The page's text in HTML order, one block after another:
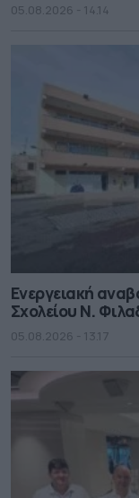
05.08.2026 - 14.14
Ενεργειακή
Σχολείου Ν.
05.08.2026 - 13.17